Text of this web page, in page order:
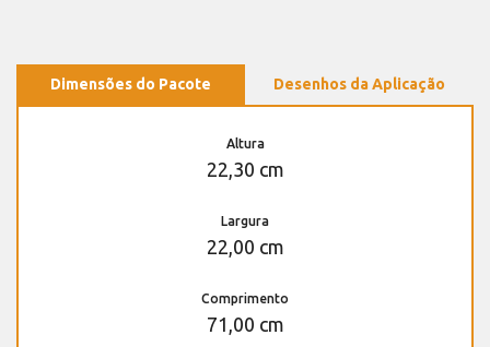
Dimensões do Pacote Desenhos da Aplicação
Altura
22,30 cm
Largura
22,00 cm
Comprimento
71,00 cm